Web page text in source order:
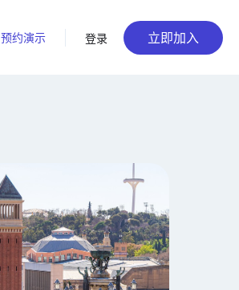
预约演示 登录 立即加入